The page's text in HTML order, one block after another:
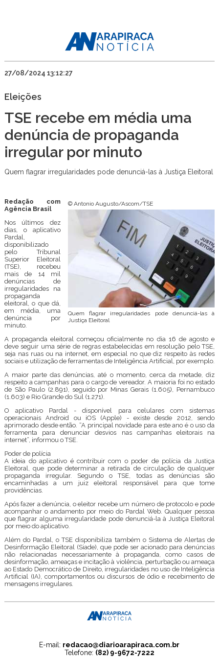
27/08/2024 13:12:27
Eleições
TSE recebe em média uma
denúncia de propaganda
irregular por minuto
Quem flagrar irregularidades pode denunciá-las à Justiça Eleitoral
© Antonio Augusto/Ascom/TSE
Quem flagrar irregularidades pode denunciá-las à
Justiça Eleitoral
Redação com
Agência Brasil
Nos últimos dez
dias, o aplicativo
Pardal,
disponibilizado
pelo Tribunal
Superior Eleitoral
(TSE), recebeu
mais de 14 mil
denúncias de
irregularidades na
propaganda
eleitoral, o que dá,
em média, uma
denúncia por
minuto.
A propaganda eleitoral começou oficialmente no dia 16 de agosto e
deve seguir uma série de regras estabelecidas em resolução pelo TSE,
seja nas ruas ou na internet, em especial no que diz respeito às redes
sociais e utilização de ferramentas de Inteligência Artificial, por exemplo.
A maior parte das denúncias, até o momento, cerca da metade, diz
respeito a campanhas para o cargo de vereador. A maioria foi no estado
de São Paulo (2.891), seguido por Minas Gerais (1.605), Pernambuco
(1.603) e Rio Grande do Sul (1.271).
O aplicativo Pardal - disponível para celulares com sistemas
operacionais Android ou iOS (Apple) - existe desde 2012, sendo
aprimorado desde então. “A principal novidade para este ano é o uso da
ferramenta para denunciar desvios nas campanhas eleitorais na
internet”, informou o TSE.
Poder de polícia
A ideia do aplicativo é contribuir com o poder de polícia da Justiça
Eleitoral, que pode determinar a retirada de circulação de qualquer
propaganda irregular. Segundo o TSE, todas as denúncias são
encaminhadas a um juiz eleitoral responsável para que tome
providências.
Após fazer a denúncia, o eleitor recebe um número de protocolo e pode
acompanhar o andamento por meio do Pardal Web. Qualquer pessoa
que flagrar alguma irregularidade pode denunciá-la à Justiça Eleitoral
por meio do aplicativo.
Além do Pardal, o TSE disponibiliza também o Sistema de Alertas de
Desinformação Eleitoral (Siade), que pode ser acionado para denúncias
não relacionadas necessariamente à propaganda, como casos de
desinformação, ameaças e incitação à violência, perturbação ou ameaça
ao Estado Democrático de Direito, irregularidades no uso de Inteligência
Artificial (IA), comportamentos ou discursos de ódio e recebimento de
mensagens irregulares.
E-mail: redacao@diarioarapiraca.com.br
Telefone: (82) 9-9672-7222